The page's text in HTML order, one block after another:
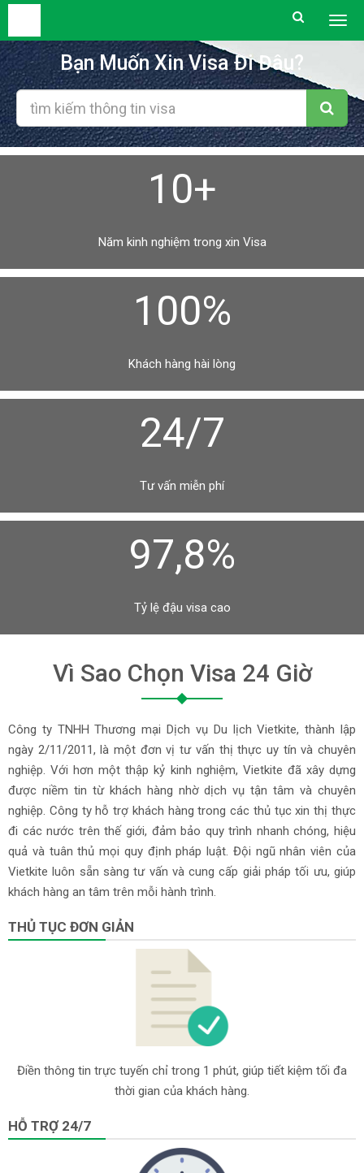
Bạn Muốn Xin Visa Đi Đâu?
10+
Năm kinh nghiệm trong xin Visa
100%
Khách hàng hài lòng
24/7
Tư vấn miễn phí
97,8%
Tỷ lệ đậu visa cao
Vì Sao Chọn Visa 24 Giờ
Công ty TNHH Thương mại Dịch vụ Du lịch Vietkite, thành lập
ngày 2/11/2011, là một đơn vị tư vấn thị thực uy tín và chuyên
nghiệp. Với hơn một thập kỷ kinh nghiệm, Vietkite đã xây dựng
được niềm tin từ khách hàng nhờ dịch vụ tận tâm và chuyên
nghiệp. Công ty hỗ trợ khách hàng trong các thủ tục xin thị thực
đi các nước trên thế giới, đảm bảo quy trình nhanh chóng, hiệu
quả và tuân thủ mọi quy định pháp luật. Đội ngũ nhân viên của
Vietkite luôn sẵn sàng tư vấn và cung cấp giải pháp tối ưu, giúp
khách hàng an tâm trên mỗi hành trình.
THỦ TỤC ĐƠN GIẢN
Điền thông tin trực tuyến chỉ trong 1 phút, giúp tiết kiệm tối đa
thời gian của khách hàng.
HỖ TRỢ 24/7